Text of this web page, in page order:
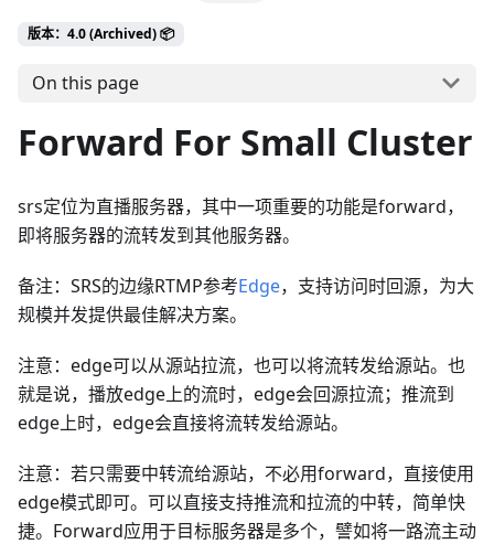
版本：4.0 (Archived) 📦
On this page
Forward For Small Cluster
srs定位为直播服务器，其中一项重要的功能是forward，
即将服务器的流转发到其他服务器。
备注：SRS的边缘RTMP参考Edge，支持访问时回源，为大
规模并发提供最佳解决方案。
注意：edge可以从源站拉流，也可以将流转发给源站。也
就是说，播放edge上的流时，edge会回源拉流；推流到
edge上时，edge会直接将流转发给源站。
注意：若只需要中转流给源站，不必用forward，直接使用
edge模式即可。可以直接支持推流和拉流的中转，简单快
捷。Forward应用于目标服务器是多个，譬如将一路流主动